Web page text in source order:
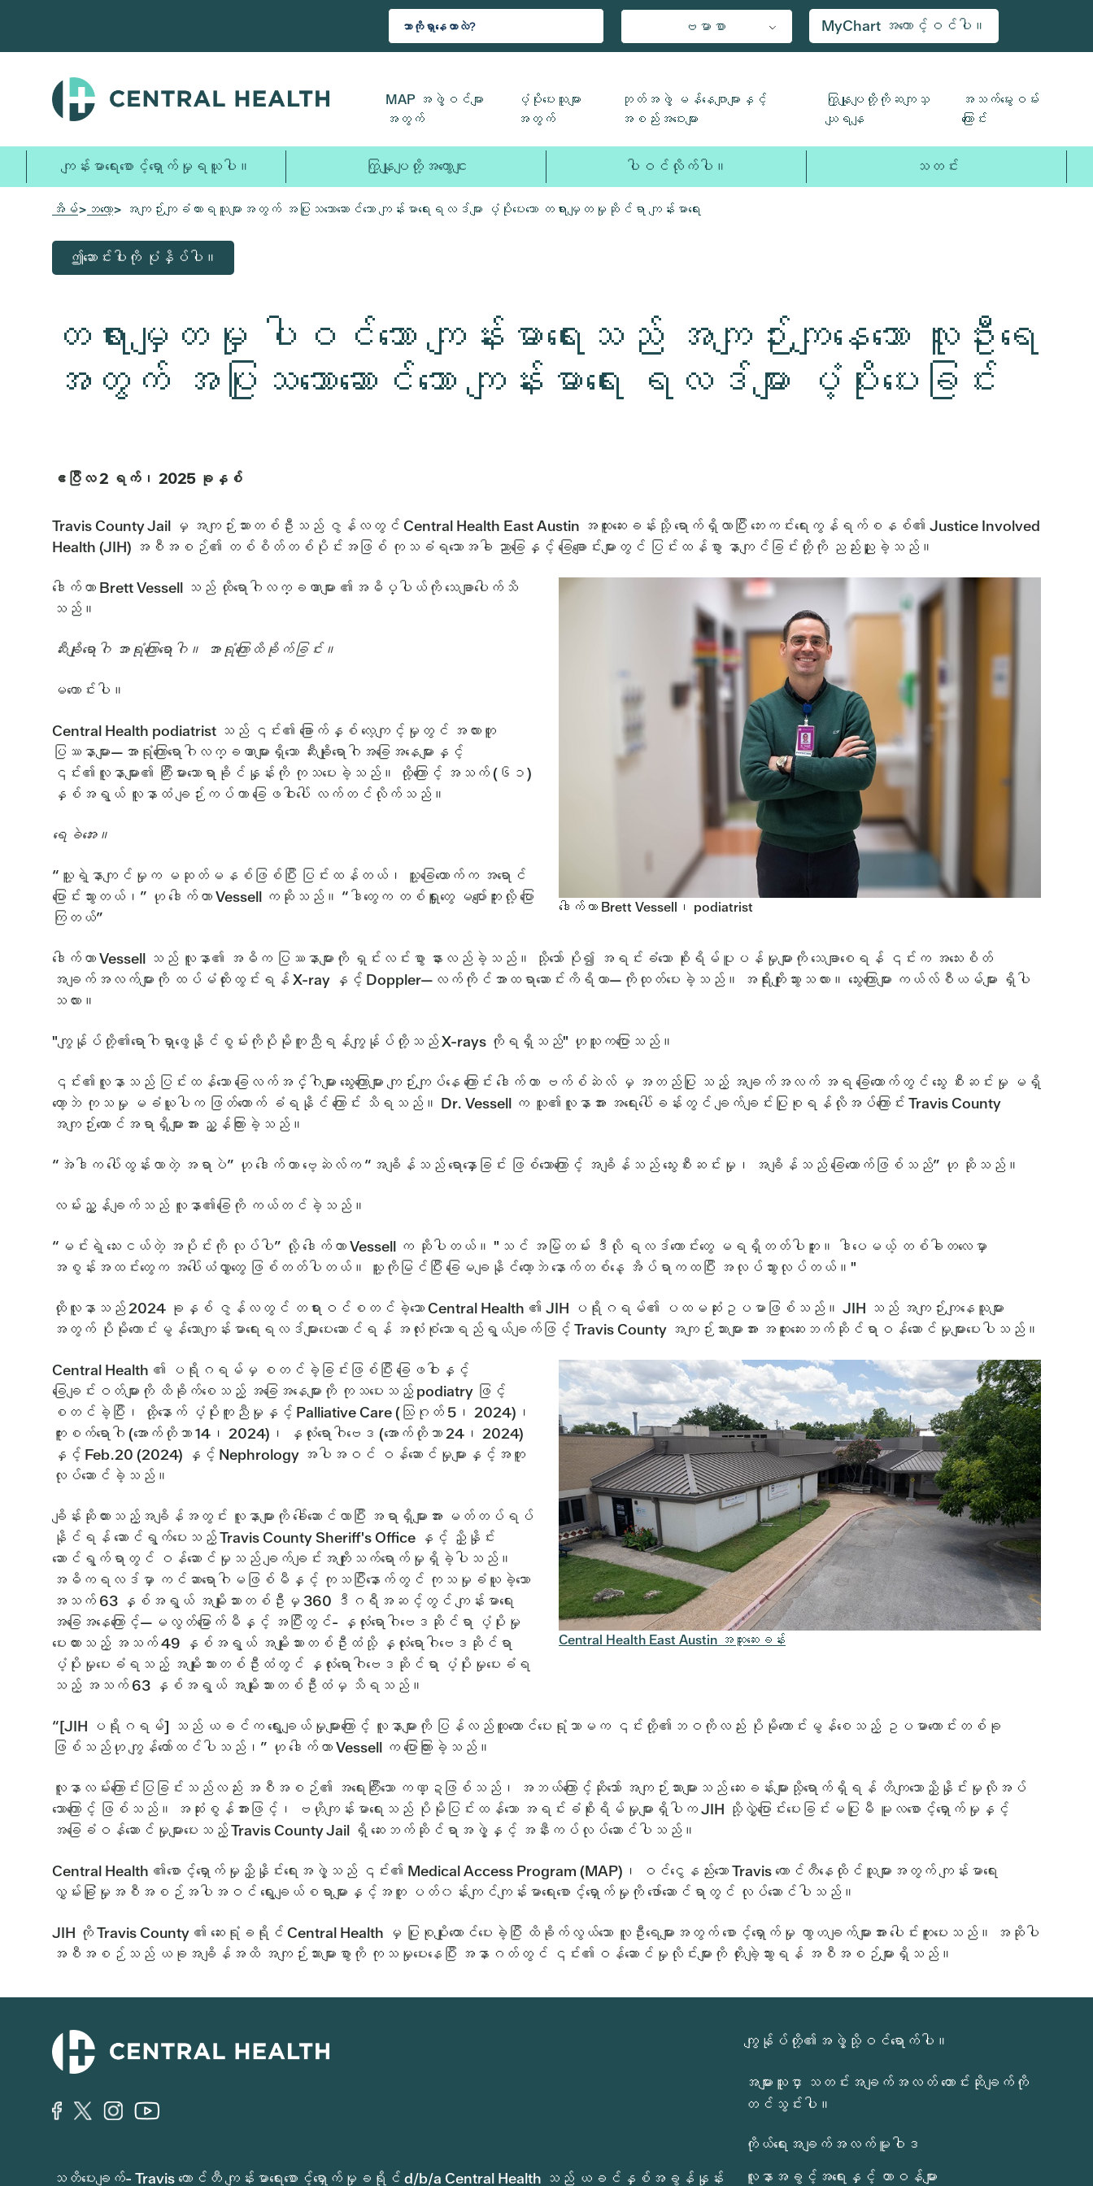
သို့
ပါ။
ဗမာစာ MyChart အကောင့်ဝင်ပါ။
MAP အဖွဲ့ဝင်များ
အတွက်
ပံ့ပိုးပေးသူများ
အတွက်
ဘုတ်အဖွဲ့ မန်နေဂျာများနှင့်
အစည်းအဝေးများ
ကြှနျုပျတို့ကိုဆကျသှ
ယျရနျ
အသက်မွေးဝမ်း
ကြောင်း
ကျန်းမာရေးစောင့်ရှောက်မှုရယူပါ။ ကြှနျုပျတို့အကွောငျး ပါဝင်လိုက်ပါ။ သတင်း
အိမ်> ဘလော့> အကျဉ်းကျခံထားရသူများအတွက် အပြုသဘောဆောင်သော ကျန်းမာရေးရလဒ်များ ပံ့ပိုးပေးသော တရားမျှတမှုဆိုင်ရာ ကျန်းမာရေး
ဤဆောင်းပါးကို ပုံနှိပ်ပါ။
တရားမျှတမှု ပါဝင်သော ကျန်းမာရေးသည် အကျဉ်းကျနေသော လူဦးရေ
အတွက် အပြုသဘောဆောင်သော ကျန်းမာရေး ရလဒ်များ ပံ့ပိုးပေးခြင်း
ဧပြီလ 2 ရက်၊ 2025 ခုနှစ်
Travis County Jail မှ အကျဉ်းသားတစ်ဦးသည် ဇွန်လတွင် Central Health East Austin အထူးဆေးခန်းသို့ ရောက်ရှိလာပြီး ဘေးကင်းရေးကွန်ရက်စနစ်၏ Justice Involved
Health (JIH) အစီအစဉ်၏ တစ်စိတ်တစ်ပိုင်းအဖြစ် ကုသခံရသောအခါ ညာခြေနှင့် ခြေချောင်းများတွင် ပြင်းထန်စွာ နာကျင်ခြင်းတို့ကို ညည်းညူခဲ့သည်။
ဒေါက်တာ Brett Vessell သည် ထိုရောဂါလက္ခဏာများ ၏အဓိပ္ပါယ်ကို သေချာပေါက်သိ
သည်။
ဆီးချိုရောဂါ အာရုံကြောရောဂါ။ အာရုံကြောထိခိုက်ခြင်း။
မကောင်းပါ။
Central Health podiatrist သည် ၎င်း၏ ခြောက်နှစ် လေ့ကျင့်မှုတွင် အလားတူ
ပြဿနာများ—အာရုံကြောရောဂါလက္ခဏာများရှိသော ဆီးချိုရောဂါအခြေအနေများနှင့်
၎င်း၏လူနာများ၏ ကြီးမားသောရာခိုင်နှုန်းကို ကုသပေးခဲ့သည်။ ထို့ကြောင့် အသက် (၆၁)
နှစ်အရွယ် လူနာထံ ချဉ်းကပ်ကာ ခြေဖဝါးပေါ် လက်တင်လိုက်သည်။
ရေခဲအေး။
“သူ့ရဲ့နာကျင်မှုက မဆုတ်မနစ်ဖြစ်ပြီး ပြင်းထန်တယ်၊ သူ့ခြေထောက်က အရောင်
ပြောင်းသွားတယ်၊” ဟု ဒေါက်တာ Vessell ကဆိုသည်။ “ဒါတွေက တစ်ရှူးတွေ မပျော်ဘူးလို့ ပြော
ကြတယ်”
ဒေါက်တာ Brett Vessell၊ podiatrist
ဒေါက်တာ Vessell သည် လူနာ၏ အဓိက ပြဿနာများကို ရှင်းလင်းစွာ နားလည်ခဲ့သည်။ သို့သော် ပို၍ အရင်းခံသော စိုးရိမ်ပူပန်မှုများကို သေချာစေရန် ၎င်းက အသေးစိတ်
အချက်အလက်များကို ထပ်မံထိုးထွင်းရန် X-ray နှင့် Doppler—လက်ကိုင်အာထရာဆောင်းကိရိယာ—ကိုထုတ်ပေးခဲ့သည်။ အရိုးကျိုးသွားသလား။ သွေးကြောများ ကယ်လ်စီယမ်များ ရှိပါ
သလား။
"ကျွန်ုပ်တို့၏ရောဂါရှာဖွေနိုင်စွမ်းကိုပိုမိုကူညီရန်ကျွန်ုပ်တို့သည် X-rays ကိုရရှိသည်" ဟုသူကပြောသည်။
၎င်း၏လူနာသည် ပြင်းထန်သော ခြေလက်အင်္ဂါများ သွေးကြောများ ကျဉ်းကျပ်နေ ကြောင်း ဒေါက်တာ ဗက်စ်ဆဲလ် မှ အတည်ပြု သည့် အချက်အလက် အရ ခြေထောက်တွင် သွေး စီးဆင်းမှု မရှိ
တော့ဘဲ ကုသမှု မခံယူပါက ဖြတ်တောက် ခံရနိုင် ကြောင်း သိရသည်။ Dr. Vessell က သူ၏လူနာအား အရေးပေါ်ခန်းတွင် ချက်ချင်းပြုစုရန်လိုအပ်ကြောင်း Travis County
အကျဉ်းထောင်အရာရှိများအား ညွှန်ကြားခဲ့သည်။
“အဲဒါက ပေါ်ထွန်းလာတဲ့ အရာပဲ” ဟု ဒေါက်တာ ဗေ့ဆဲလ်က “အချိန်သည် ရောနှောခြင်း ဖြစ်သောကြောင့် အချိန်သည် သွေးစီးဆင်းမှု၊ အချိန်သည် ခြေထောက်ဖြစ်သည်” ဟု ဆိုသည်။
လမ်းညွှန်ချက်သည် လူနာ၏ခြေကို ကယ်တင်ခဲ့သည်။
“မင်းရဲ့ သေးငယ်တဲ့ အပိုင်းကို လုပ်ပါ” လို့ ဒေါက်တာ Vessell က ဆိုပါတယ်။ "သင် အမြဲတမ်း ဒီလို ရလဒ်ကောင်းတွေ မရရှိတတ်ပါဘူး။ ဒါပေမယ့် တစ်ခါတလေမှာ
အစွန်းအထင်းတွေက အပေါ်ယံလွှာတွေ ဖြစ်တတ်ပါတယ်။ သူ့ကိုမြင်ပြီး ခြေမချနိုင်တော့ဘဲ နောက်တစ်နေ့ အိပ်ရာကထပြီး အလုပ်သွားလုပ်တယ်။"
ထိုလူနာသည် 2024 ခုနှစ် ဇွန်လတွင် တရားဝင်စတင်ခဲ့သော Central Health ၏ JIH ပရိုဂရမ်၏ ပထမဆုံးဥပမာဖြစ်သည်။ JIH သည် အကျဉ်းကျနေသူများ
အတွက် ပိုမိုကောင်းမွန်သောကျန်းမာရေးရလဒ်များပေးဆောင်ရန် အလုံးစုံသောရည်ရွယ်ချက်ဖြင့် Travis County အကျဉ်းသားများအား အထူးဆေးဘက်ဆိုင်ရာဝန်ဆောင်မှုများပေးပါသည်။
Central Health ၏ ပရိုဂရမ်မှ စတင်ခဲ့ခြင်းဖြစ်ပြီး ခြေဖဝါးနှင့်
ခြေချင်းဝတ်များကို ထိခိုက်စေသည့် အခြေအနေများကို ကုသပေးသည့် podiatry ဖြင့်
စတင်ခဲ့ပြီး၊ ထို့နောက် ပံ့ပိုးကူညီမှုနှင့် Palliative Care (သြဂုတ် 5၊ 2024)၊
ကူးစက်ရောဂါ (အောက်တိုဘာ 14၊ 2024)၊ နှလုံးရောဂါဗေဒ (အောက်တိုဘာ 24၊ 2024)
နှင့် Feb.20 (2024) နှင့် Nephrology အပါအဝင် ဝန်ဆောင်မှုများနှင့်အတူ
လုပ်ဆောင်ခဲ့သည်။
ချိန်းဆိုထားသည့်အချိန်အတွင်း လူနာများကို ခေါ်ဆောင်လာပြီး အရာရှိများအား မတ်တပ်ရပ်
နိုင်ရန် ဆောင်ရွက်ပေးသည့် Travis County Sheriff's Office နှင့် ညှိနှိုင်း
ဆောင်ရွက်ရာတွင် ဝန်ဆောင်မှုသည် ချက်ချင်းအကျိုးသက်ရောက်မှုရှိခဲ့ပါသည်။
အဓိကရလဒ်မှာ ကင်ဆာရောဂါမဖြစ်မီနှင့် ကုသပြီးနောက်တွင် ကုသမှုခံယူခဲ့သော
အသက် 63 နှစ်အရွယ် အမျိုးသားတစ်ဦးမှ 360 ဒီဂရီအဆင့်တွင် ကျန်းမာရေး
အခြေအနေကြောင့်—မလွတ်မြောက်မီနှင့် အပြီးတွင်- နှလုံးရောဂါဗေဒဆိုင်ရာ ပံ့ပိုးမှု
ပေးထားသည့် အသက် 49 နှစ်အရွယ် အမျိုးသားတစ်ဦးထံသို့ နှလုံးရောဂါဗေဒဆိုင်ရာ
ပံ့ပိုးမှုပေးခံရသည့် အမျိုးသားတစ်ဦးထံတွင် နှလုံးရောဂါဗေဒဆိုင်ရာ ပံ့ပိုးမှုပေးခံရ
သည့် အသက် 63 နှစ်အရွယ် အမျိုးသားတစ်ဦးထံမှ သိရသည်။
Central Health East Austin အထူးဆေးခန်း
“[JIH ပရိုဂရမ်] သည် ယခင်က ရွေးချယ်မှုများကြောင့် လူနာများကို ပြန်လည်ထူထောင်ပေးရုံသာမက ၎င်းတို့၏ဘဝကိုလည်း ပိုမိုကောင်းမွန်စေသည့် ဥပမာကောင်းတစ်ခု
ဖြစ်သည်ဟု ကျွန်တော်ထင်ပါသည်၊” ဟု ဒေါက်တာ Vessell က ပြောကြားခဲ့သည်။
လူနာလမ်းကြောင်းပြခြင်းသည်လည်း အစီအစဉ်၏ အရေးကြီးသော ကဏ္ဍဖြစ်သည်၊ အဘယ်ကြောင့်ဆိုသော် အကျဉ်းသားများသည် ဆေးခန်းများသို့ရောက်ရှိရန် တိကျသောညှိနှိုင်းမှုလိုအပ်
သောကြောင့် ဖြစ်သည်။ အဆုံးစွန်အားဖြင့်၊ ဗဟိုကျန်းမာရေးသည် ပိုမိုပြင်းထန်သော အရင်းခံစိုးရိမ်မှုများရှိပါက JIH သို့လွှဲပြောင်းပေးခြင်းမပြုမီ မူလစောင့်ရှောက်မှုနှင့်
အခြေခံဝန်ဆောင်မှုများပေးသည့် Travis County Jail ရှိ ဆေးဘက်ဆိုင်ရာအဖွဲ့နှင့် အနီးကပ်လုပ်ဆောင်ပါသည်။
Central Health ၏စောင့်ရှောက်မှုညှိနှိုင်းရေးအဖွဲ့သည် ၎င်း၏ Medical Access Program (MAP)၊ ဝင်ငွေနည်းသော Travis ကောင်တီနေထိုင်သူများအတွက် ကျန်းမာရေး
လွှမ်းခြုံမှုအစီအစဉ်အပါအဝင် ရွေးချယ်စရာများနှင့်အတူ ပတ်၀န်းကျင်ကျန်းမာရေးစောင့်ရှောက်မှုကို ဖော်ဆောင်ရာတွင် လုပ်ဆောင်ပါသည်။
JIH ကို Travis County ၏ ဆေးရုံခရိုင် Central Health မှ ပြုစုပျိုးထောင်ပေးခဲ့ပြီး ထိခိုက်လွယ်သော လူဦးရေများအတွက် စောင့်ရှောက်မှု ကွာဟချက်များအား ပေါင်းကူးပေးသည်။ အဆိုပါ
အစီအစဉ်သည် ယခုအချိန်အထိ အကျဉ်းသားများစွာကို ကုသမှုပေးနေပြီး အနာဂတ်တွင် ၎င်း၏ဝန်ဆောင်မှုလိုင်းများကို တိုးချဲ့သွားရန် အစီအစဉ်များရှိသည်။
သတိပေးချက်- Travis ကောင်တီ ကျန်းမာရေးစောင့်ရှောက်မှုခရိုင် d/b/a Central Health သည် ယခင်နှစ်အခွန်နှုန်း
ကျွန်ုပ်တို့၏အဖွဲ့သို့ဝင်ရောက်ပါ။
အများသူငှာ သတင်းအချက်အလတ် တောင်းဆိုချက်ကို
တင်သွင်းပါ။
ကိုယ်ရေးအချက်အလက်မူဝါဒ
လူနာအခွင့်အရေးနှင့် တာဝန်များ